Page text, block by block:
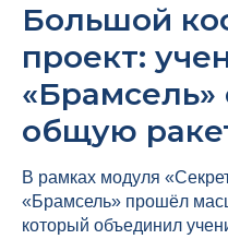
Большой
проект:
«Брамсель»
общую
В рамках модуля
«Брамсель» прошёл
который объединил